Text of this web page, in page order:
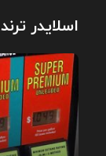
اسلایدر